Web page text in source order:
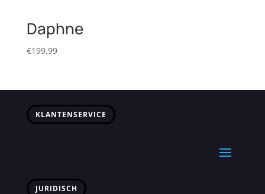
Daphne
€199,99
KLANTENSERVICE
JURIDISCH